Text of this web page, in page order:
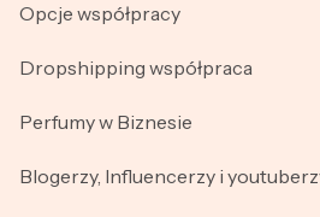
Opcje współpracy
Dropshipping współpraca
Perfumy w Biznesie
Blogerzy, Influencerzy i